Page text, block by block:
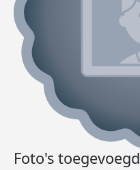
Foto's toegevoegd